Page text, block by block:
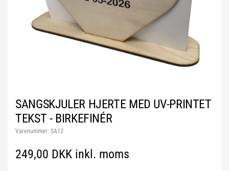
SANGSKJULER HJERTE MED UV-PRINTET
TEKST - BIRKEFINÉR
Varenummer: SA12
249,00 DKK inkl. moms